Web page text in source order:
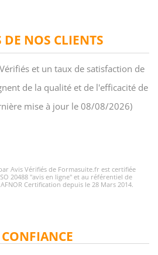
DE NOS CLIENTS
et un taux de satisfaction de
de la qualité et de l'efficacité de
mise à jour le 08/08/2026)
Avis Vérifiés de Formasuite.fr est certifiée
20488 "avis en ligne" et au référentiel de
Certification depuis le 28 Mars 2014.